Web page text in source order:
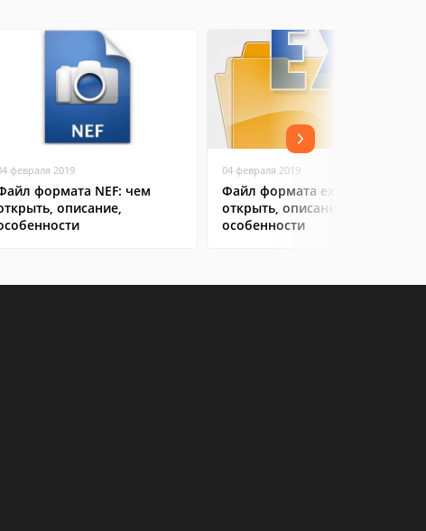
февраля 2019
формата NEF: чем
описание,
04 февраля 2019
Файл формата exe: чем
открыть, описание,
особенности